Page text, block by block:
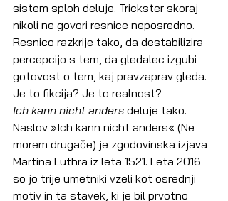
sistem sploh deluje. Trickster skoraj
nikoli ne govori resnice neposredno.
Resnico razkrije tako, da destabilizira
percepcijo s tem, da gledalec izgubi
gotovost o tem, kaj pravzaprav gleda.
Je to fikcija? Je to realnost?
Ich kann nicht anders deluje tako.
Naslov »Ich kann nicht anders« (Ne
morem drugače) je zgodovinska izjava
Martina Luthra iz leta 1521. Leta 2016
so jo trije umetniki vzeli kot osrednji
motiv in ta stavek, ki je bil prvotno